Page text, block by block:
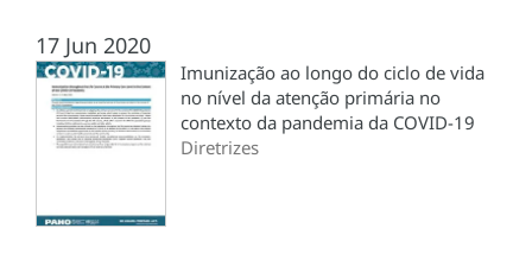
17 Jun 2020
Imunização ao longo do ciclo de vida
no nível da atenção primária no
contexto da pandemia da COVID-19
Diretrizes